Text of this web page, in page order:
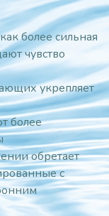
более сильная
чувство
укрепляет
более
обретает
с